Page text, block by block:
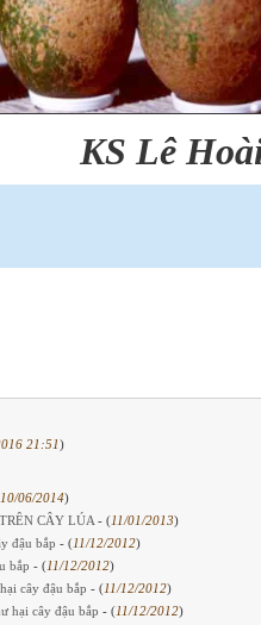
KS Lê
21:51)
10/06/2014)
CÂY LÚA - (11/01/2013)
đậu bắp - (11/12/2012)
bắp - (11/12/2012)
cây đậu bắp - (11/12/2012)
hại cây đậu bắp - (11/12/2012)